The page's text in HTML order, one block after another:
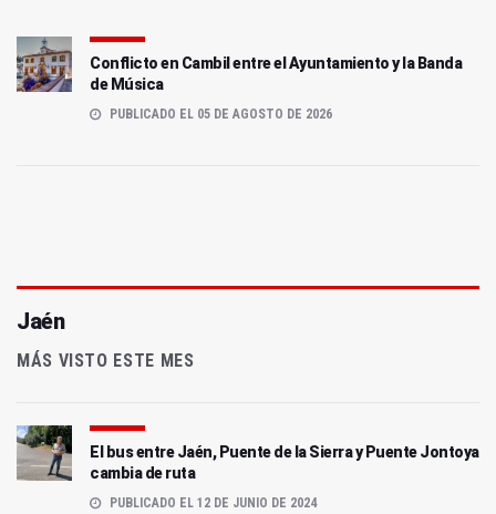
Conflicto en Cambil entre el Ayuntamiento y la Banda
de Música
PUBLICADO EL 05 DE AGOSTO DE 2026
Jaén
MÁS VISTO ESTE MES
El bus entre Jaén, Puente de la Sierra y Puente Jontoya
cambia de ruta
PUBLICADO EL 12 DE JUNIO DE 2024